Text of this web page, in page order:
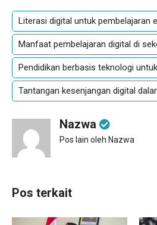
Literasi digital untuk pembelajaran
Manfaat pembelajaran digital di
Pendidikan berbasis teknologi
Tantangan kesenjangan digital
Nazwa
Pos lain oleh Nazwa
Pos terkait